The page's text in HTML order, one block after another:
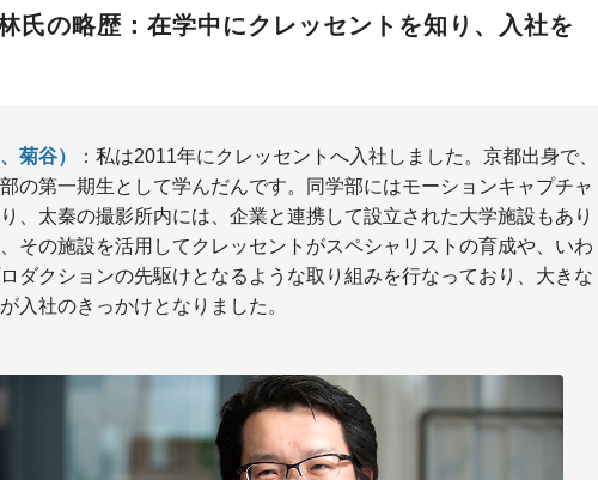
氏の略歴：在学中にクレッセントを知り、入社を
菊谷）
：私は2011年にクレッセントへ入社しました。京都出身で、
の第一期生として学んだんです。同学部にはモーションキャプチャ
、太秦の撮影所内には、企業と連携して設立された大学施設もあり
その施設を活用してクレッセントがスペシャリストの育成や、いわ
ダクションの先駆けとなるような取り組みを行なっており、大きな
入社のきっかけとなりました。